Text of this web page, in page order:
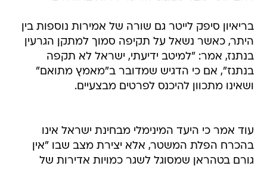
בריאיון סיפק לייטר גם שורה של אמירות נוספות בין
היתר, כאשר נשאל על תקיפה סמוך למתקן הגרעין
בנתנז, אמר: "למיטב ידיעתי, ישראל לא תקפה
בנתנז", אם כי הדגיש שמדובר ב"מאמץ מתואם"
ושאינו מתכוון להיכנס לפרטים מבצעיים.
עוד אמר כי היעד המינימלי מבחינת ישראל אינו
בהכרח הפלת המשטר, אלא יצירת מצב שבו "אין
גורם בטהראן שמסוגל לשגר כמויות אדירות של